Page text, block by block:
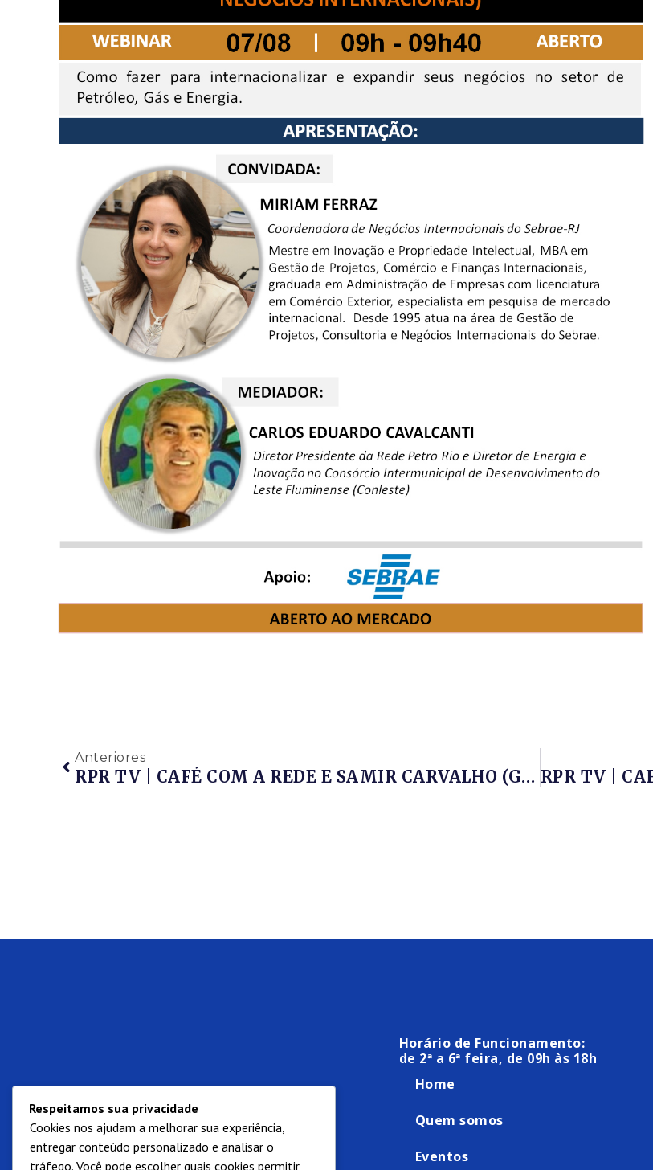
Anteriores
RPR TV | CAFÉ COM A REDE E SAMIR CARVALHO (Grupo ARM) E MARCOS GOMES (MRM Logistics), Sobre LOGÍSTICA NA INDÚSTRIA DO PETRÓLEO E GÁS NO ESTADO DO RIO DE JANEIRO – 31/07/2020
Horário de Funcionamento:
de 2ª a 6ª feira, de 09h às 18h
Home
Quem somos
Eventos
Respeitamos sua privacidade
Cookies nos ajudam a melhorar sua experiência,
entregar conteúdo personalizado e analisar o
tráfego. Você pode escolher quais cookies permitir